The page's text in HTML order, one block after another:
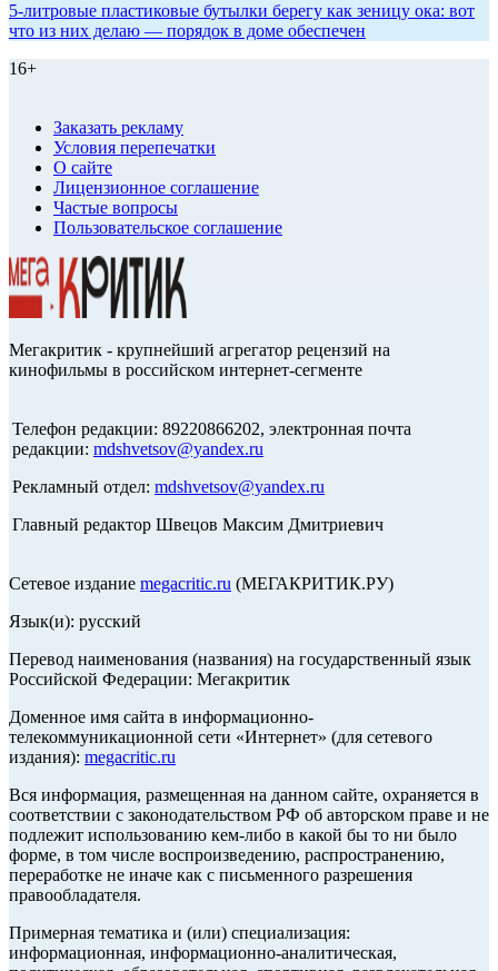
5-литровые пластиковые бутылки берегу как зеницу ока: вот
что из них делаю — порядок в доме обеспечен
16+
Заказать рекламу
Условия перепечатки
О сайте
Лицензионное соглашение
Частые вопросы
Пользовательское соглашение
Мегакритик - крупнейший агрегатор рецензий на
кинофильмы в российском интернет-сегменте
Телефон редакции: 89220866202, электронная почта
редакции: mdshvetsov@yandex.ru
Рекламный отдел: mdshvetsov@yandex.ru
Главный редактор Швецов Максим Дмитриевич
Сетевое издание megacritic.ru (МЕГАКРИТИК.РУ)
Язык(и): русский
Перевод наименования (названия) на государственный язык
Российской Федерации: Мегакритик
Доменное имя сайта в информационно-
телекоммуникационной сети «Интернет» (для сетевого
издания): megacritic.ru
Вся информация, размещенная на данном сайте, охраняется в
соответствии с законодательством РФ об авторском праве и не
подлежит использованию кем-либо в какой бы то ни было
форме, в том числе воспроизведению, распространению,
переработке не иначе как с письменного разрешения
правообладателя.
Примерная тематика и (или) специализация:
информационная, информационно-аналитическая,